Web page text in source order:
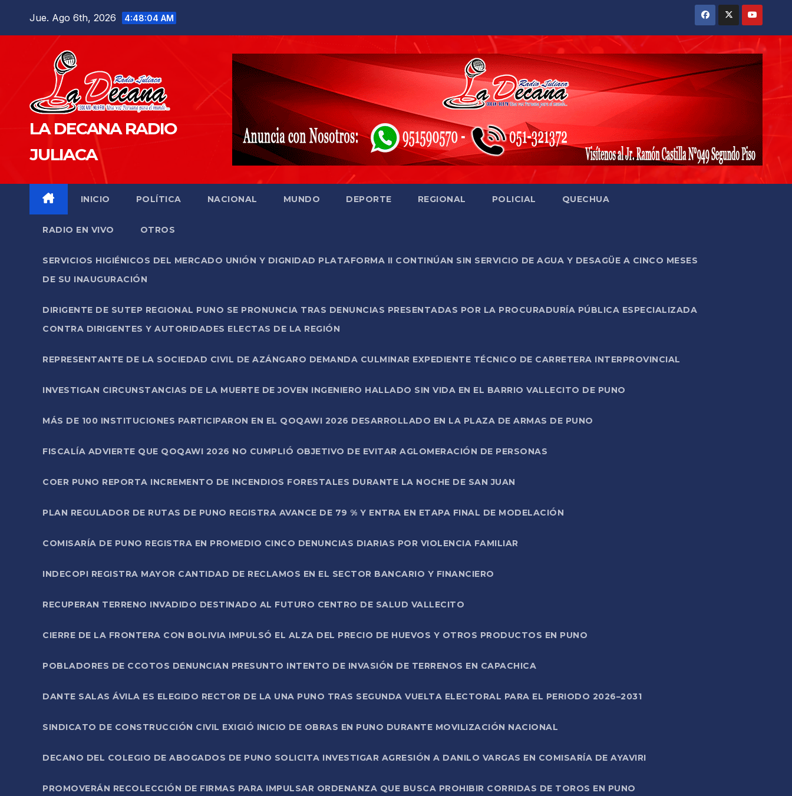
Jue. Ago 6th, 2026 4:48:05 AM
LA DECANA RADIO
JULIACA
INICIO POLÍTICA NACIONAL MUNDO DEPORTE REGIONAL POLICIAL QUECHUA
RADIO EN VIVO OTROS
SERVICIOS HIGIÉNICOS DEL MERCADO UNIÓN Y DIGNIDAD PLATAFORMA II CONTINÚAN SIN SERVICIO DE AGUA Y DESAGÜE A CINCO MESES
DE SU INAUGURACIÓN
DIRIGENTE DE SUTEP REGIONAL PUNO SE PRONUNCIA TRAS DENUNCIAS PRESENTADAS POR LA PROCURADURÍA PÚBLICA ESPECIALIZADA
CONTRA DIRIGENTES Y AUTORIDADES ELECTAS DE LA REGIÓN
REPRESENTANTE DE LA SOCIEDAD CIVIL DE AZÁNGARO DEMANDA CULMINAR EXPEDIENTE TÉCNICO DE CARRETERA INTERPROVINCIAL
INVESTIGAN CIRCUNSTANCIAS DE LA MUERTE DE JOVEN INGENIERO HALLADO SIN VIDA EN EL BARRIO VALLECITO DE PUNO
MÁS DE 100 INSTITUCIONES PARTICIPARON EN EL QOQAWI 2026 DESARROLLADO EN LA PLAZA DE ARMAS DE PUNO
FISCALÍA ADVIERTE QUE QOQAWI 2026 NO CUMPLIÓ OBJETIVO DE EVITAR AGLOMERACIÓN DE PERSONAS
COER PUNO REPORTA INCREMENTO DE INCENDIOS FORESTALES DURANTE LA NOCHE DE SAN JUAN
PLAN REGULADOR DE RUTAS DE PUNO REGISTRA AVANCE DE 79 % Y ENTRA EN ETAPA FINAL DE MODELACIÓN
COMISARÍA DE PUNO REGISTRA EN PROMEDIO CINCO DENUNCIAS DIARIAS POR VIOLENCIA FAMILIAR
INDECOPI REGISTRA MAYOR CANTIDAD DE RECLAMOS EN EL SECTOR BANCARIO Y FINANCIERO
RECUPERAN TERRENO INVADIDO DESTINADO AL FUTURO CENTRO DE SALUD VALLECITO
CIERRE DE LA FRONTERA CON BOLIVIA IMPULSÓ EL ALZA DEL PRECIO DE HUEVOS Y OTROS PRODUCTOS EN PUNO
POBLADORES DE CCOTOS DENUNCIAN PRESUNTO INTENTO DE INVASIÓN DE TERRENOS EN CAPACHICA
DANTE SALAS ÁVILA ES ELEGIDO RECTOR DE LA UNA PUNO TRAS SEGUNDA VUELTA ELECTORAL PARA EL PERIODO 2026–2031
SINDICATO DE CONSTRUCCIÓN CIVIL EXIGIÓ INICIO DE OBRAS EN PUNO DURANTE MOVILIZACIÓN NACIONAL
DECANO DEL COLEGIO DE ABOGADOS DE PUNO SOLICITA INVESTIGAR AGRESIÓN A DANILO VARGAS EN COMISARÍA DE AYAVIRI
PROMOVERÁN RECOLECCIÓN DE FIRMAS PARA IMPULSAR ORDENANZA QUE BUSCA PROHIBIR CORRIDAS DE TOROS EN PUNO